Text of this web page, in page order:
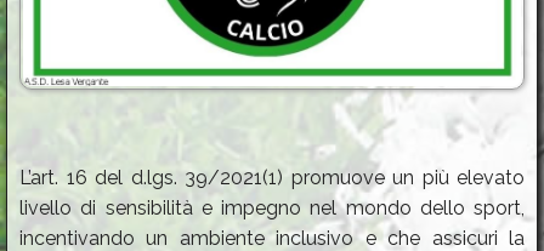
L’art. 16 del d.lgs. 39/2021(1) promuove un più elevato
livello di sensibilità e impegno nel mondo dello sport,
incentivando un ambiente inclusivo e che assicuri la